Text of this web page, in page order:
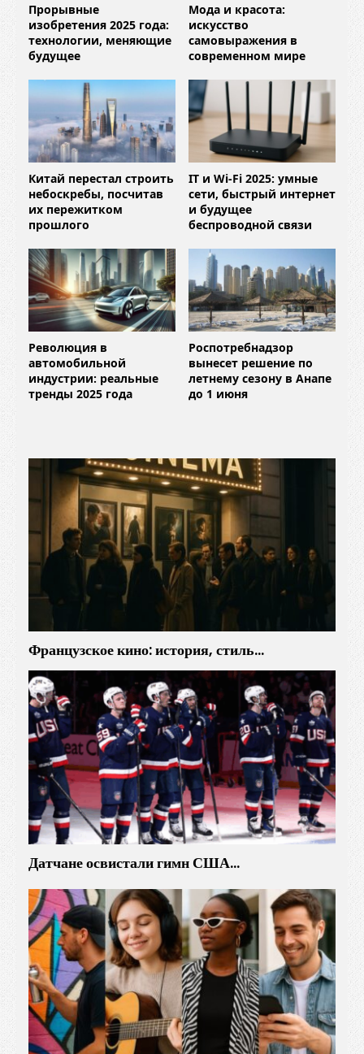
Прорывные
изобретения 2025 года:
технологии, меняющие
будущее
Мода и красота:
искусство
самовыражения в
современном мире
Китай перестал строить
небоскребы, посчитав
их пережитком
прошлого
IT и Wi-Fi 2025: умные
сети, быстрый интернет
и будущее
беспроводной связи
Революция в
автомобильной
индустрии: реальные
тренды 2025 года
Роспотребнадзор
вынесет решение по
летнему сезону в Анапе
до 1 июня
Французское кино: история, стиль…
Датчане освистали гимн США…